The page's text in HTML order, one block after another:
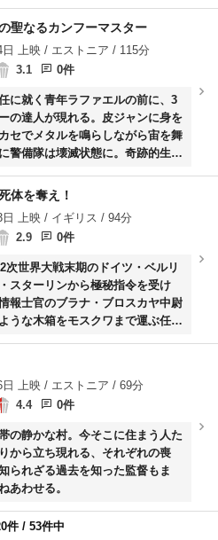
聖なるカンフーマスター
日 上映 / エストニア / 115分
3.1
0件
に就く青年ラファエルの前に、3
の達人が現れる。皮ジャンに身を
セでメタルを鳴らしながら宙を舞
警備隊は壊滅状態に。奇跡的生還
であるブラック・サバスの音楽や
狂するようになる。しかし見様見
ーでは気になった女性一人も射止
きない。
体を奪え！
日 上映 / イギリス / 94分
2.9
0件
次世界大戦末期のドイツ・ベルリ
スターリンから極秘指令を受け
報士官のブラナ・ブロスカヤ中尉
うな木箱をモスクワまで運ぶ任務
の亡きがらで、彼らはトラックで
イツ軍パルチザン「ヴェアヴォル
受け、ヒトラーの遺体が奪われ
日 上映 / エストニア / 69分
4.4
0件
の静かな村。今そこに住まう人た
から立ち現れる、それぞれの喪
られざる過去を知った監督もま
あわせる。
件 / 53件中